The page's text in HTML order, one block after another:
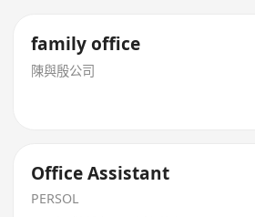
family office
陳與殷公司
Office Assistant
PERSOL